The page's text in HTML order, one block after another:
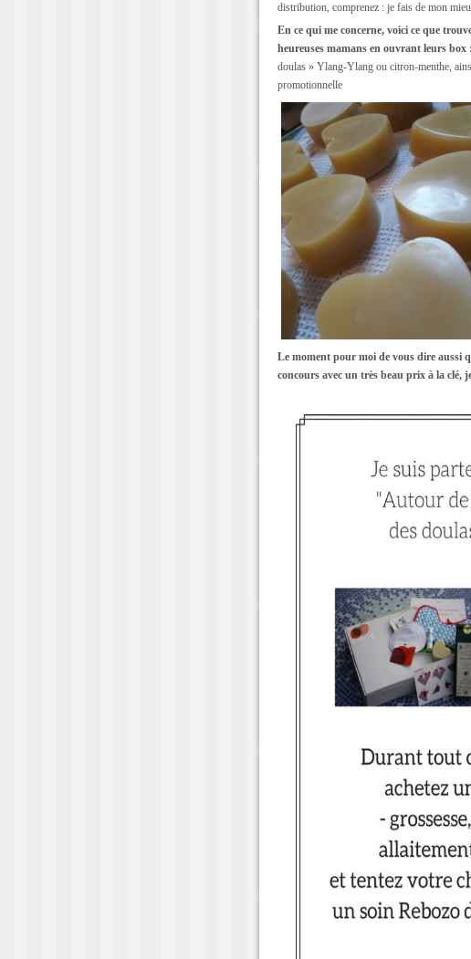
distribution, comprenez : je fais de mon
En ce qui me concerne, voici ce que
heureuses mamans en ouvrant leurs box :
doulas » Ylang-Ylang ou citron-menthe,
promotionnelle
Le moment pour moi de vous dire aussi
concours avec un très beau prix à la clé,